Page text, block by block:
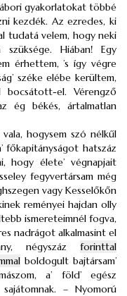
gyakorlatokat többé
kezdék. Az ezredes, ki
tudatá velem, hogy neki
Hiában! Egy
érhettem, ’s így végre
széke elébe kerültem,
bocsátott-el. Vérengző
ég békés, ártalmatlan
hogysem szó nélkűl
főkapitányságot hatszáz
hogy élete’ végnapjait
fegyvertársam még
vagy Kesselőkőn
reményei hajdan olly
ismereteimnél fogva,
nadrágot alkalmasint el
négyszáz forinttal
boldogult bajtársam’
a’ föld’ egész
– Nyomorú